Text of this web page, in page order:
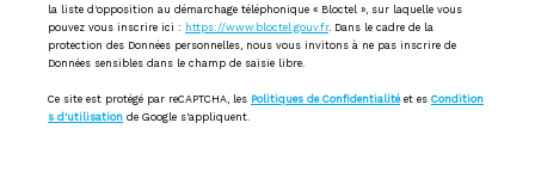
la liste d'opposition au démarchage téléphonique « Bloctel », sur laquelle vous
pouvez vous inscrire ici : https://www.bloctel.gouv.fr. Dans le cadre de la
protection des Données personnelles, nous vous invitons à ne pas inscrire de
Données sensibles dans le champ de saisie libre.
Ce site est protégé par reCAPTCHA, les Politiques de Confidentialitéet es Condition
s d'utilisation de Google s'appliquent.